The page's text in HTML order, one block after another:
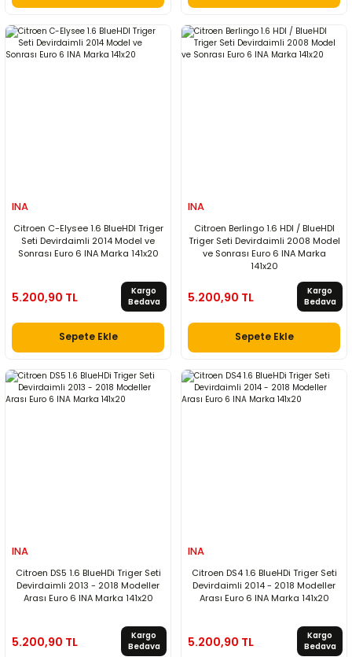
INA
Citroen C-Elysee 1.6 BlueHDI Triger
Seti Devirdaimli 2014 Model ve
Sonrası Euro 6 INA Marka 141x20
5.200,90 TL
Kargo
Bedava
Sepete Ekle
INA
Citroen Berlingo 1.6 HDI / BlueHDI
Triger Seti Devirdaimli 2008 Model
ve Sonrası Euro 6 INA Marka
141x20
5.200,90 TL
Kargo
Bedava
Sepete Ekle
INA
Citroen DS5 1.6 BlueHDi Triger Seti
Devirdaimli 2013 - 2018 Modeller
Arası Euro 6 INA Marka 141x20
5.200,90 TL
Kargo
Bedava
INA
Citroen DS4 1.6 BlueHDi Triger Seti
Devirdaimli 2014 - 2018 Modeller
Arası Euro 6 INA Marka 141x20
5.200,90 TL
Kargo
Bedava